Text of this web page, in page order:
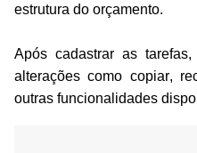
estrutura do orçamento.
Após cadastrar as
alterações como copiar,
outras funcionalidades